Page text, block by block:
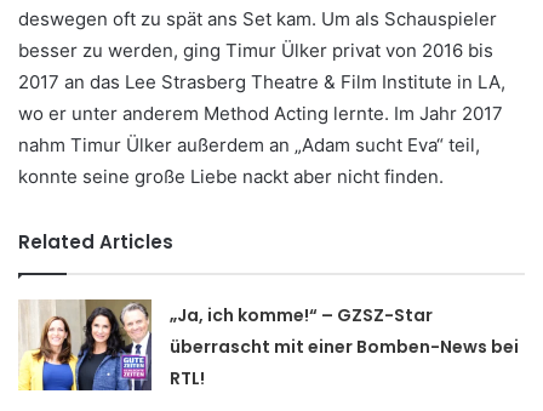
deswegen oft zu spät ans Set kam. Um als Schauspieler
besser zu werden, ging Timur Ülker privat von 2016 bis
2017 an das Lee Strasberg Theatre & Film Institute in LA,
wo er unter anderem Method Acting lernte. Im Jahr 2017
nahm Timur Ülker außerdem an „Adam sucht Eva“ teil,
konnte seine große Liebe nackt aber nicht finden.
Related Articles
„Ja, ich komme!“ – GZSZ-Star
überrascht mit einer Bomben-News bei
RTL!